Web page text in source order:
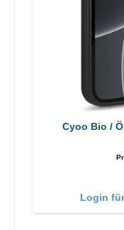
Cyoo Bio /
Login